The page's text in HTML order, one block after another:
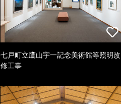
七戸町立鷹山宇一記念美術館等照明改
修工事